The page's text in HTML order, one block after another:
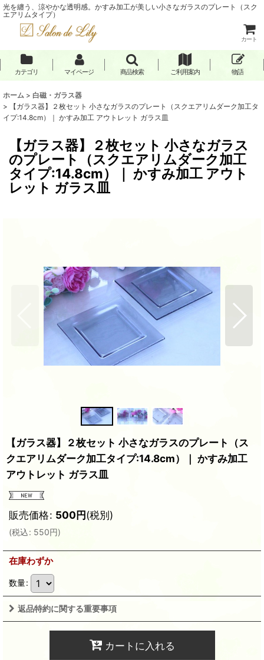
光を纏う、涼やかな透明感。かすみ加工が美しい小さなガラスのプレート（スク
エアリムタイプ）
カート
カテゴリ マイページ 商品検索 ご利用案内 物語
ホーム > 白磁・ガラス器
>
【ガラス器】２枚セット 小さなガラスのプレート（スクエアリムダーク加工タ
イプ:14.8cm）｜ かすみ加工 アウトレット ガラス皿
【ガラス器】２枚セット 小さなガラス
のプレート（スクエアリムダーク加工
タイプ:14.8cm）｜ かすみ加工 アウト
レット ガラス皿
【ガラス器】２枚セット 小さなガラスのプレート（ス
クエアリムダーク加工タイプ:14.8cm）｜ かすみ加工
アウトレット ガラス皿
販売価格: 500円(税別)
(税込: 550円)
在庫わずか
数量:
返品特約に関する重要事項
カートに入れる